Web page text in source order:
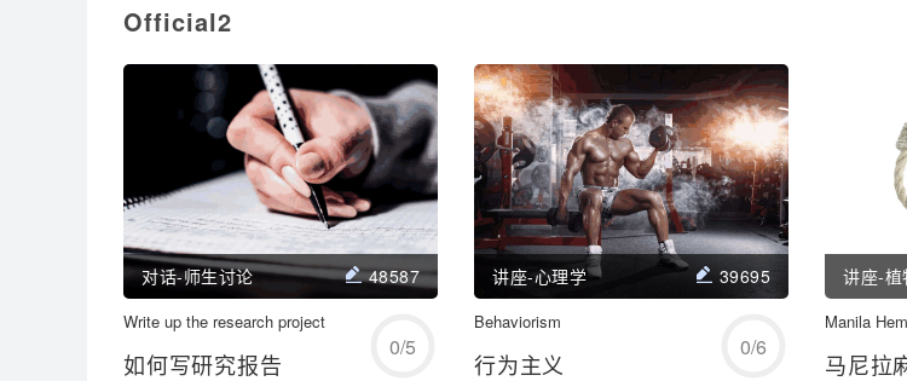
Official2
对话-师生讨论 48587
开始练习
Write up the research project
如何写研究报告
0/5
讲座-心理学 39695
Behaviorism
行为主义
0/6
讲座-植
Manila
马尼拉